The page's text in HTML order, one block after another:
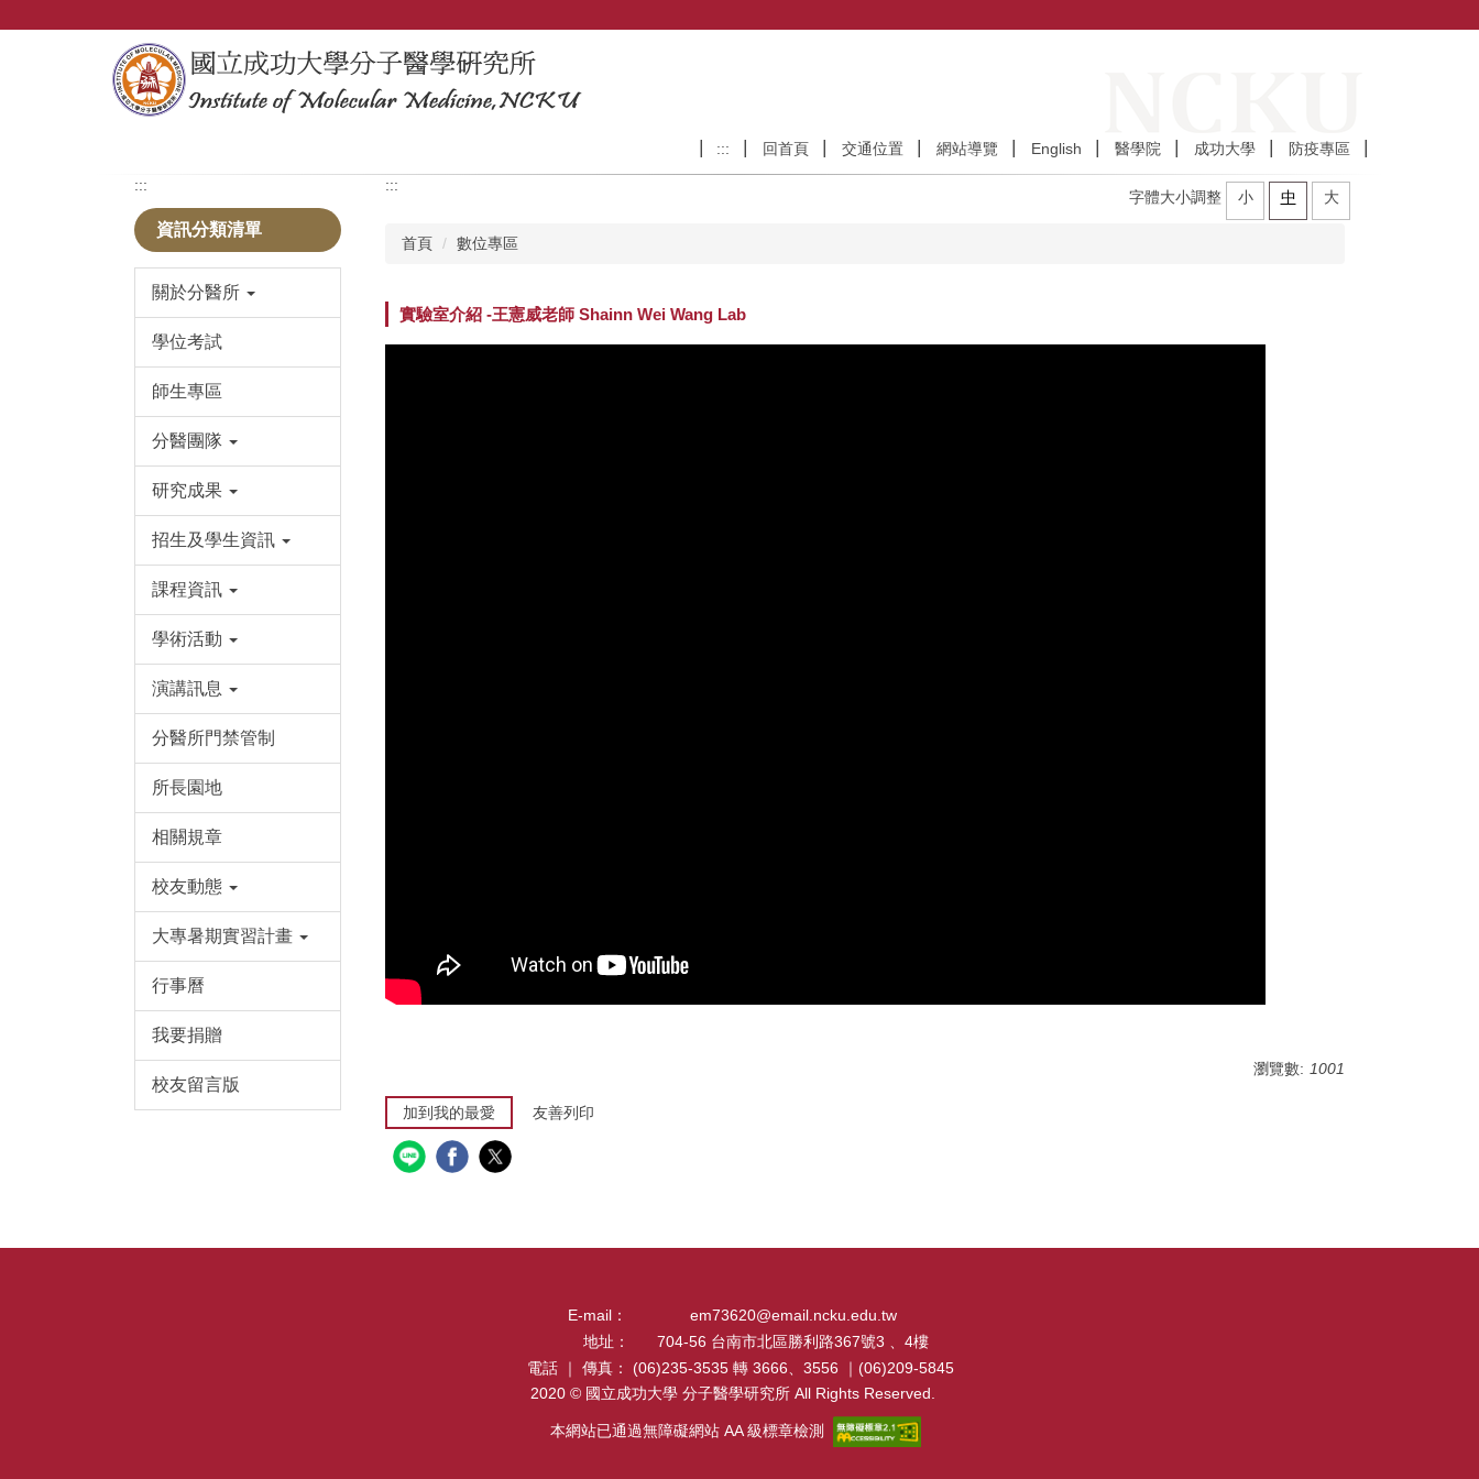
::: 回首頁 交通位置 網站導覽 English 醫學院 成功大學 防疫專區
:::
資訊分類清單
關於分醫所
學位考試
師生專區
分醫團隊
研究成果
招生及學生資訊
課程資訊
學術活動
演講訊息
分醫所門禁管制
所長園地
相關規章
校友動態
大專暑期實習計畫
行事曆
我要捐贈
校友留言版
:::
首頁 數位專區
實驗室介紹 -王憲威老師 Shainn Wei Wang Lab
字體大小調整 小 中 大
瀏覽數: 1001
加到我的最愛 友善列印
E-mail：
em73620@email.ncku.edu.tw
地址：
704-56 台南市北區勝利路367號3 、4樓
電話 ｜ 傳真：
(06)235-3535 轉 3666、3556 ｜(06)209-5845
2020 © 國立成功大學 分子醫學研究所 All Rights Reserved.
本網站已通過無障礙網站 AA 級標章檢測